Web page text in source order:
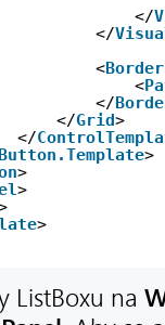
</
</
<Border
<
</
</Grid>
</
Button.Template>
>
>
>
ListBoxu na